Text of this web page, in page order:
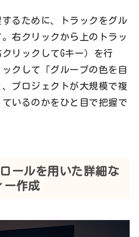
るために、トラックをグル
右クリックから上のトラッ
リックしてGキー）を行
クして「グループの色を自
プロジェクトが大規模で複
いるのかをひと目で把握で
ールを用いた詳細な
ー作成